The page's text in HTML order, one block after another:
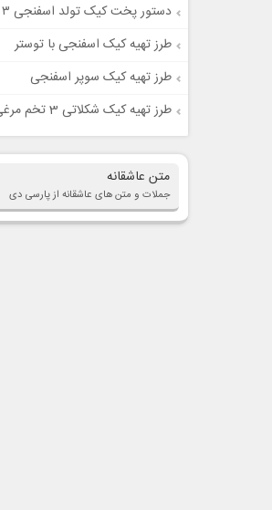
دستور پخت کیک تولد اسفنجی ۳ تخم مرغی
طرز تهیه کیک اسفنجی با توستر
طرز تهیه کیک سوپر اسفنجی
طرز تهیه کیک شکلاتی 3 تخم مرغی
متن عاشقانه
جملات و متن های عاشقانه از پارسی دی